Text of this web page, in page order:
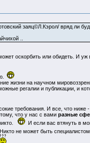
заяц©Л.Кэрол/ вряд ли
..
оскорбить или обидеть. И
жизни на научном
регалии и публикации, и
требования. И все, что ниже -
что у нас с вами разные
И если вас втянуть в
не может быть